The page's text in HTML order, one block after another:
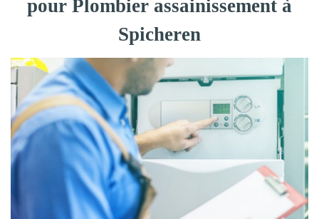
pour Plombier assainissement à
Spicheren